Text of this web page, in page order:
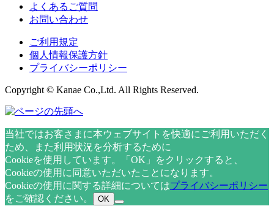
よくあるご質問
お問い合わせ
ご利用規定
個人情報保護方針
プライバシーポリシー
Copyright © Kanae Co.,Ltd. All Rights Reserved.
当社ではお客さまに本ウェブサイトを快適にご利用いただく
ため、また利用状況を分析するために
Cookieを使用しています。「OK」をクリックすると、
Cookieの使用に同意いただいたことになります。
Cookieの使用に関する詳細についてはプライバシーポリシー
をご確認ください。
OK